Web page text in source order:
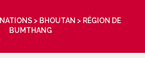
> BHOUTAN > RÉGION DE
BUMTHANG